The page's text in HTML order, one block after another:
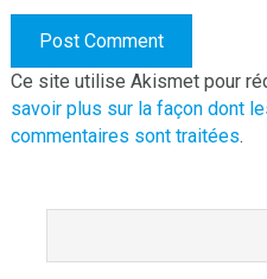
Ce site utilise Akismet pour
savoir plus sur la façon dont
commentaires sont traitées.